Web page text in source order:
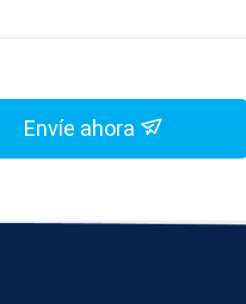
Envíe ahora